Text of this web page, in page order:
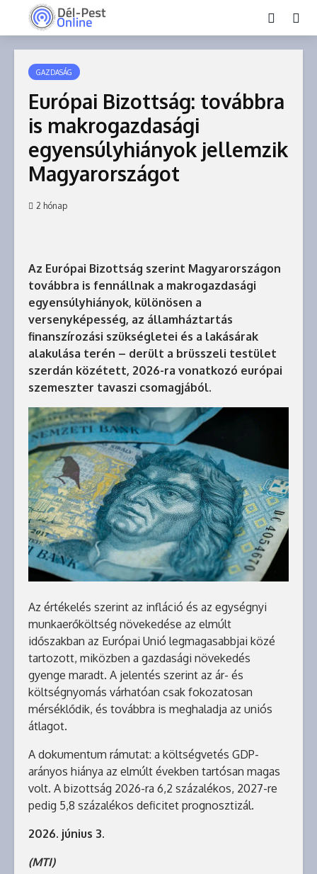
GAZDASÁG
Európai Bizottság: továbbra
is makrogazdasági
egyensúlyhiányok jellemzik
Magyarországot
2 hónap
Az Európai Bizottság szerint Magyarországon
továbbra is fennállnak a makrogazdasági
egyensúlyhiányok, különösen a
versenyképesség, az államháztartás
finanszírozási szükségletei és a lakásárak
alakulása terén – derült a brüsszeli testület
szerdán közétett, 2026-ra vonatkozó európai
szemeszter tavaszi csomagjából.
Az értékelés szerint az infláció és az egységnyi
munkaerőköltség növekedése az elmúlt
időszakban az Európai Unió legmagasabbjai közé
tartozott, miközben a gazdasági növekedés
gyenge maradt. A jelentés szerint az ár- és
költségnyomás várhatóan csak fokozatosan
mérséklődik, és továbbra is meghaladja az uniós
átlagot.
A dokumentum rámutat: a költségvetés GDP-
arányos hiánya az elmúlt években tartósan magas
volt. A bizottság 2026-ra 6,2 százalékos, 2027-re
pedig 5,8 százalékos deficitet prognosztizál.
2026. június 3.
(MTI)